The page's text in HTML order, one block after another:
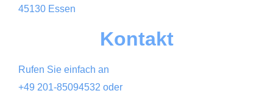
45130 Essen
Kontakt
Rufen Sie einfach an
+49 201-85094532 oder